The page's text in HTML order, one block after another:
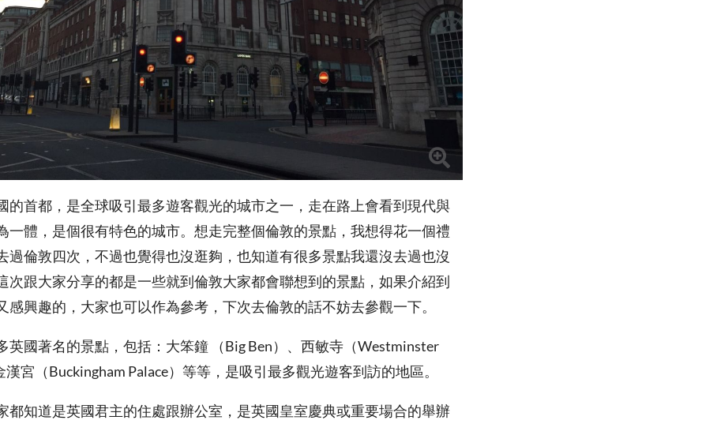
的首都，是全球吸引最多遊客觀光的城市之一，走在路上會看到現代與
一體，是個很有特色的城市。想走完整個倫敦的景點，我想得花一個禮
過倫敦四次，不過也覺得也沒逛夠，也知道有很多景點我還沒去過也沒
次跟大家分享的都是一些就到倫敦大家都會聯想到的景點，如果介紹到
感興趣的，大家也可以作為參考，下次去倫敦的話不妨去參觀一下。
英國著名的景點，包括：大笨鐘 （Big Ben）、西敏寺（Westminster
宮（Buckingham Palace）等等，是吸引最多觀光遊客到訪的地區。
都知道是英國君主的住處跟辦公室，是英國皇室慶典或重要場合的舉辦